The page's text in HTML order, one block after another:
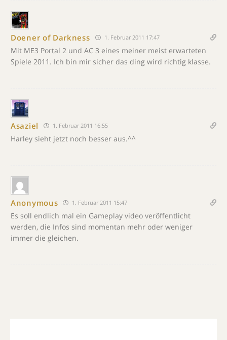
Doener of Darkness 1. Februar 2011 17:47
Mit ME3 Portal 2 und AC 3 eines meiner meist erwarteten
Spiele 2011. Ich bin mir sicher das ding wird richtig klasse.
Asaziel 1. Februar 2011 16:55
Harley sieht jetzt noch besser aus.^^
Anonymous 1. Februar 2011 15:47
Es soll endlich mal ein Gameplay video veröffentlicht
werden, die Infos sind momentan mehr oder weniger
immer die gleichen.